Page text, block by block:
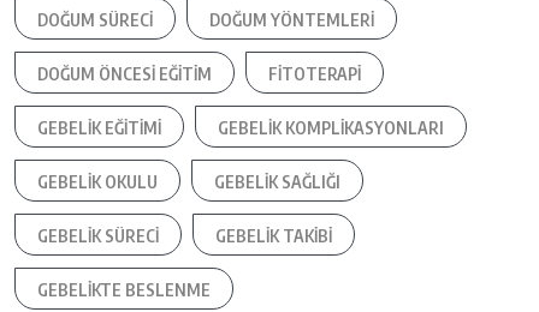
DOĞUM SÜRECI DOĞUM YÖNTEMLERI
DOĞUM ÖNCESI EĞITIM FITOTERAPI
GEBELIK EĞITIMI GEBELIK KOMPLIKASYONLARI
GEBELIK OKULU GEBELIK SAĞLIĞI
GEBELIK SÜRECI GEBELIK TAKIBI
GEBELIKTE BESLENME